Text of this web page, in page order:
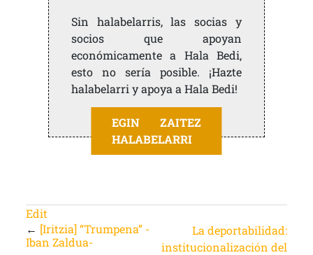
Sin halabelarris, las socias y
socios que apoyan
económicamente a Hala Bedi,
esto no sería posible. ¡Hazte
halabelarri y apoya a Hala Bedi!
EGIN ZAITEZ
HALABELARRI
Edit
← [Iritzia] “Trumpena” -
Iban Zaldua-
La deportabilidad:
institucionalización del